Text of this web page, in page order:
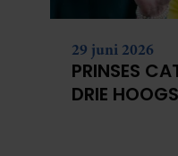
29 juni 2026
PRINSES
DRIE